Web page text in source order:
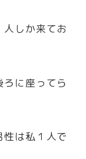
人しか来てお
に座ってら
は私１人で